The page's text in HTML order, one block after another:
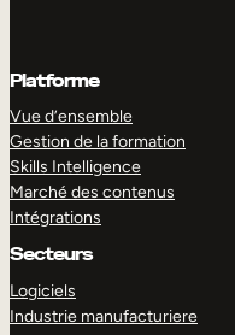
Platforme
Vue d’ensemble
Gestion de la formation
Skills Intelligence
Marché des contenus
Intégrations
Secteurs
Logiciels
Industrie manufacturiere